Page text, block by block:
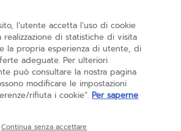
l’utente accetta l’uso di cookie
di statistiche di visita
la propria esperienza di utente, di
adeguate. Per ulteriori
può consultare la nostra pagina
modificare le impostazioni
rifiuta i cookie”. Per saperne
Continua senza accettare